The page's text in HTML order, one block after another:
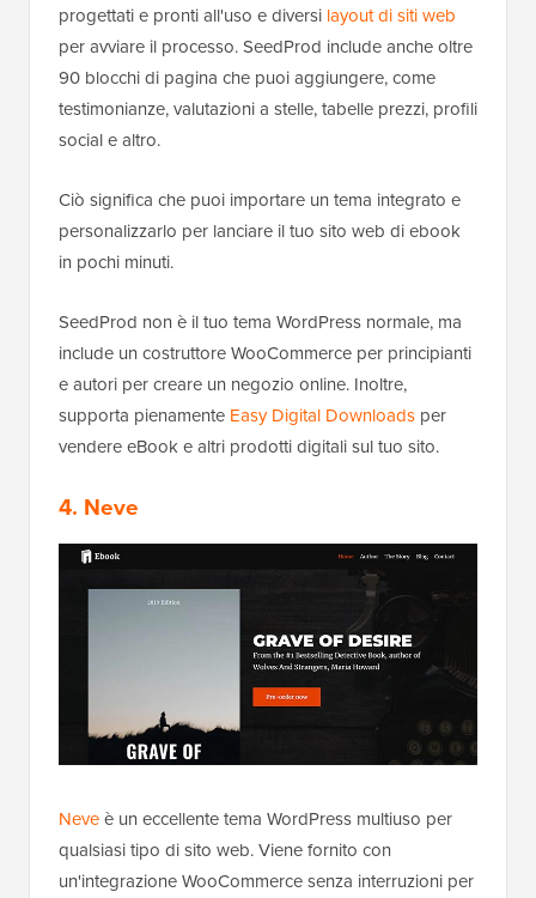
progettati e pronti all'uso e diversi layout di siti web
per avviare il processo. SeedProd include anche oltre
90 blocchi di pagina che puoi aggiungere, come
testimonianze, valutazioni a stelle, tabelle prezzi, profili
social e altro.
Ciò significa che puoi importare un tema integrato e
personalizzarlo per lanciare il tuo sito web di ebook
in pochi minuti.
SeedProd non è il tuo tema WordPress normale, ma
include un costruttore WooCommerce per principianti
e autori per creare un negozio online. Inoltre,
supporta pienamente Easy Digital Downloads per
vendere eBook e altri prodotti digitali sul tuo sito.
4. Neve
Neveè un eccellente tema WordPress multiuso per
qualsiasi tipo di sito web. Viene fornito con
un'integrazione WooCommerce senza interruzioni per